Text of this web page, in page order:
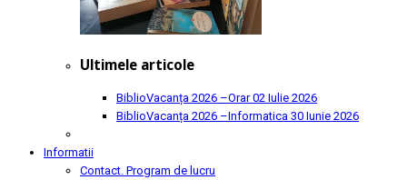
Ultimele articole
BiblioVacanța 2026 –Orar02 Iulie 2026
BiblioVacanța 2026 –Informatica 30 Iunie 2026
Informatii
Contact. Program de lucru